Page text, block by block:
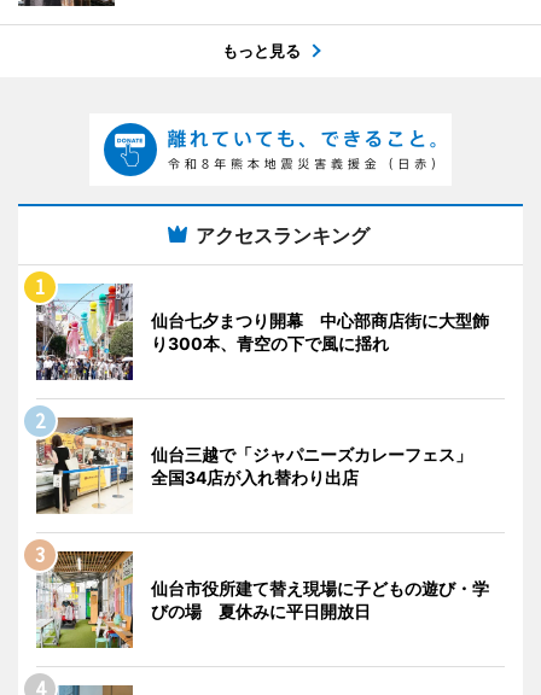
もっと見る
アクセスランキング
仙台七夕まつり開幕 中心部商店街に大型飾
り300本、青空の下で風に揺れ
仙台三越で「ジャパニーズカレーフェス」
全国34店が入れ替わり出店
仙台市役所建て替え現場に子どもの遊び・学
びの場 夏休みに平日開放日